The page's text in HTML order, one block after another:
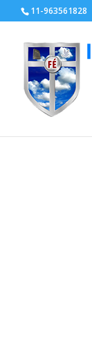
11-963561828